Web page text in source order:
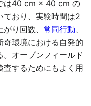
は40 cm × 40 cm の
ており、実験時間は2
り回数、 常同行動
奇環境における自発的
オープンフィールド
査するためにもよく用